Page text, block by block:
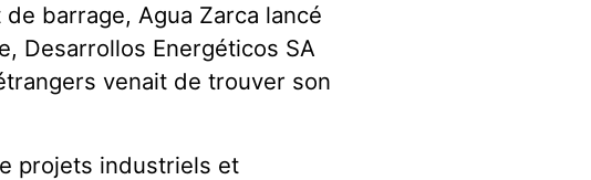
barrage, Agua Zarca lancé
Desarrollos Energéticos SA
venait de trouver son
projets industriels et